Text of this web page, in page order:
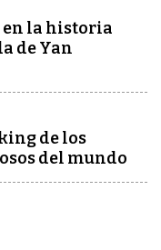
en la historia
de Yan
de los
del mundo